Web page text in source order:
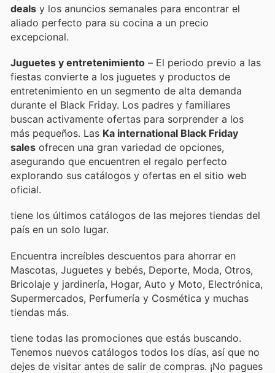
deals y los anuncios semanales para encontrar el
aliado perfecto para su cocina a un precio
excepcional.
Juguetes y entretenimiento – El periodo previo a las
fiestas convierte a los juguetes y productos de
entretenimiento en un segmento de alta demanda
durante el Black Friday. Los padres y familiares
buscan activamente ofertas para sorprender a los
más pequeños. Las Ka international Black Friday
sales ofrecen una gran variedad de opciones,
asegurando que encuentren el regalo perfecto
explorando sus catálogos y ofertas en el sitio web
oficial.
tiene los últimos catálogos de las mejores tiendas del
país en un solo lugar.
Encuentra increíbles descuentos para ahorrar en
Mascotas, Juguetes y bebés, Deporte, Moda, Otros,
Bricolaje y jardinería, Hogar, Auto y Moto, Electrónica,
Supermercados, Perfumería y Cosmética y muchas
tiendas más.
tiene todas las promociones que estás buscando.
Tenemos nuevos catálogos todos los días, así que no
dejes de visitar antes de salir de compras. ¡No pagues